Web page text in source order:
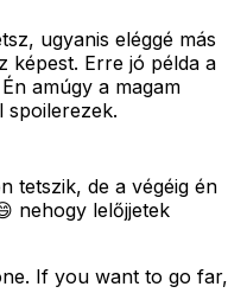
ugyanis eléggé más
képest. Erre jó példa a
amúgy a magam
spoilerezek.
tetszik, de a végéig én
nehogy lelőjjetek
If you want to go far,